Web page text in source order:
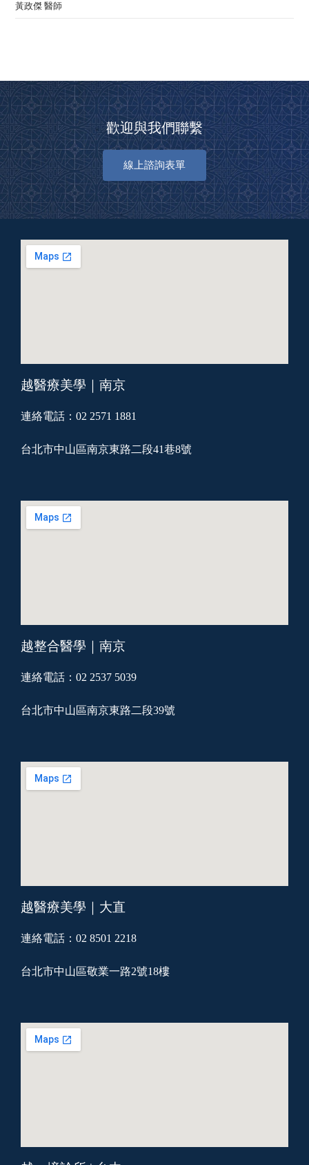
黃政傑 醫師
歡迎與我們聯繫
線上諮詢表單
越醫療美學｜南京
連絡電話：02 2571 1881
台北市中山區南京東路二段41巷8號
越整合醫學｜南京
連絡電話：02 2537 5039
台北市中山區南京東路二段39號
越醫療美學｜大直
連絡電話：02 8501 2218
台北市中山區敬業一路2號18樓